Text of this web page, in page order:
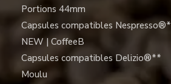
Portions 44mm
Capsules compatibles Nespresso®*
NEW | CoffeeB
Capsules compatibles Delizio®**
Moulu